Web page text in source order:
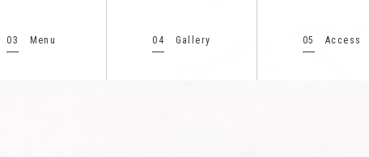
03 Menu 04 Gallery 05 Access